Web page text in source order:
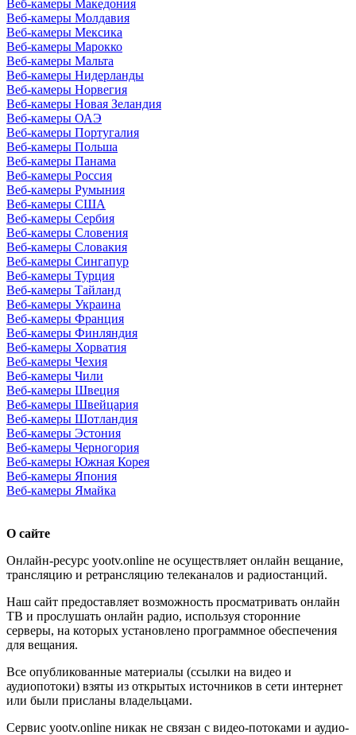
Веб-камеры Македония
Веб-камеры Молдавия
Веб-камеры Мексика
Веб-камеры Марокко
Веб-камеры Мальта
Веб-камеры Нидерланды
Веб-камеры Норвегия
Веб-камеры Новая Зеландия
Веб-камеры ОАЭ
Веб-камеры Португалия
Веб-камеры Польша
Веб-камеры Панама
Веб-камеры Россия
Веб-камеры Румыния
Веб-камеры США
Веб-камеры Сербия
Веб-камеры Словения
Веб-камеры Словакия
Веб-камеры Сингапур
Веб-камеры Турция
Веб-камеры Тайланд
Веб-камеры Украина
Веб-камеры Франция
Веб-камеры Финляндия
Веб-камеры Хорватия
Веб-камеры Чехия
Веб-камеры Чили
Веб-камеры Швеция
Веб-камеры Швейцария
Веб-камеры Шотландия
Веб-камеры Эстония
Веб-камеры Черногория
Веб-камеры Южная Корея
Веб-камеры Япония
Веб-камеры Ямайка
О сайте
Онлайн-ресурс yootv.online не осуществляет онлайн вещание,
трансляцию и ретрансляцию телеканалов и радиостанций.
Наш сайт предоставляет возможность просматривать онлайн
ТВ и прослушать онлайн радио, используя сторонние
серверы, на которых установлено программное обеспечения
для вещания.
Все опубликованные материалы (ссылки на видео и
аудиопотоки) взяты из открытых источников в сети интернет
или были присланы владельцами.
Сервис yootv.online никак не связан с видео-потоками и аудио-